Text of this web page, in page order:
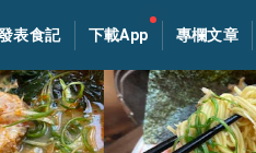
表食記 下載App 專欄文章